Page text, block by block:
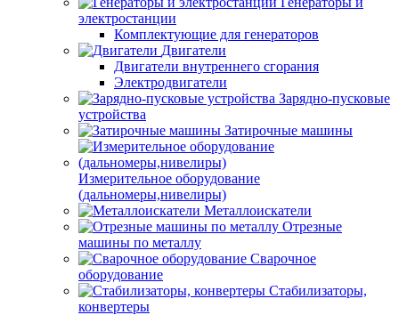
электростанции
Комплектующие для генераторов
Двигатели
Двигатели внутреннего сгорания
Электродвигатели
Зарядно-пусковые
устройства
Затирочные машины
Измерительное оборудование
(дальномеры,нивелиры)
Металлоискатели
Отрезные
машины по металлу
Сварочное
оборудование
Стабилизаторы,
конвертеры